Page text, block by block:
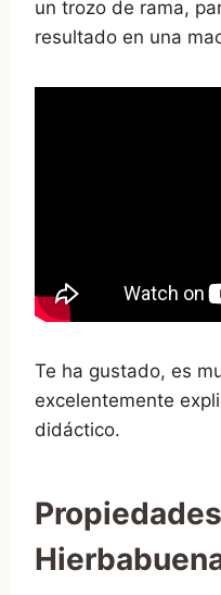
un trozo de rama,
resultado en una
Te ha gustado, es
excelentemente
didáctico.